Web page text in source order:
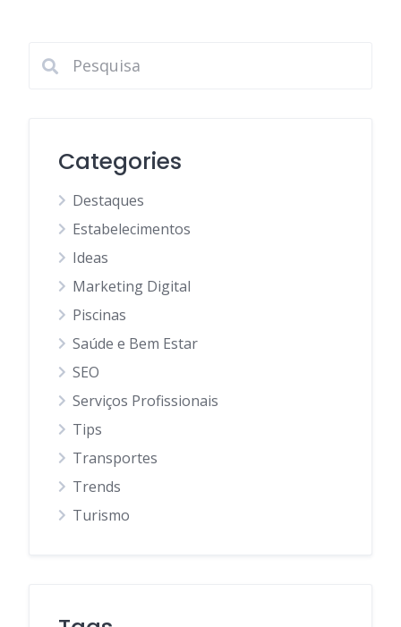
Categories
Destaques
Estabelecimentos
Ideas
Marketing Digital
Piscinas
Saúde e Bem Estar
SEO
Serviços Profissionais
Tips
Transportes
Trends
Turismo